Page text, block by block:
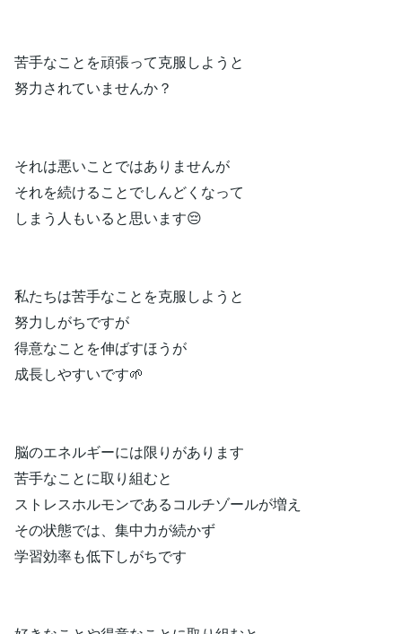
苦手なことを頑張って克服しようと
努力されていませんか？
それは悪いことではありませんが
それを続けることでしんどくなって
しまう人もいると思います😔
私たちは苦手なことを克服しようと
努力しがちですが
得意なことを伸ばすほうが
成長しやすいです🌱
脳のエネルギーには限りがあります
苦手なことに取り組むと
ストレスホルモンであるコルチゾールが増え
その状態では、集中力が続かず
学習効率も低下しがちです